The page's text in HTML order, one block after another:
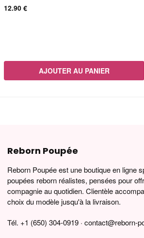
12.90 €
AJOUTER AU PANIER
Reborn Poupée
Reborn Poupée est une boutique en ligne
poupées reborn réalistes, pensées pour
compagnie au quotidien. Clientèle
choix du modèle jusqu'à la livraison.
Tél. +1 (650) 304-0919 · contact@reborn-